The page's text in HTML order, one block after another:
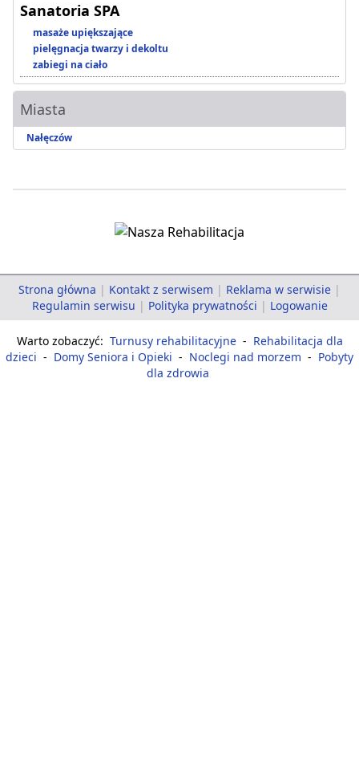
Sanatoria SPA
masaże upiększające
pielęgnacja twarzy i dekoltu
zabiegi na ciało
Miasta
Nałęczów
Strona główna | Kontakt z serwisem | Reklama w serwisie |
Regulamin serwisu | Polityka prywatności | Logowanie
Warto zobaczyć: Turnusy rehabilitacyjne - Rehabilitacja dla
dzieci - Domy Seniora i Opieki - Noclegi nad morzem - Pobyty
dla zdrowia